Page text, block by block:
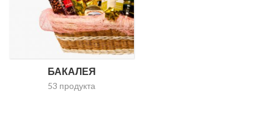
БАКАЛЕЯ
53 продукта